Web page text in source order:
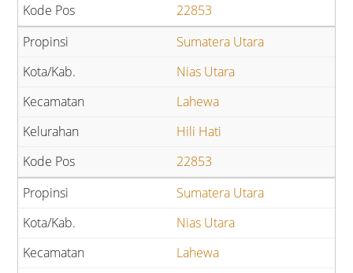
22853
Sumatera Utara
Nias Utara
Lahewa
Hili Hati
22853
Sumatera Utara
Nias Utara
Lahewa